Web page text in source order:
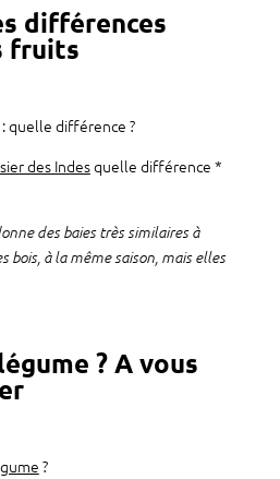
différences
fruits
: quelle différence ?
des Indesquelle différence *
des baies très similaires à
bois, à la même saison, mais elles
? A vous
?